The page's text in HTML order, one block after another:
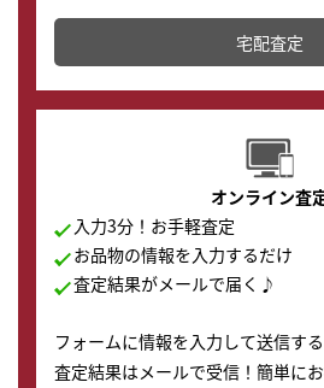
テムです。
配送でも簡単&安全に査定・買取に
す。
宅配査定
オンライン査
入力3分！お手軽査定
お品物の情報を入力するだけ
査定結果がメールで届く♪
フォームに情報を入力して送信する
査定結果はメールで受信！簡単に